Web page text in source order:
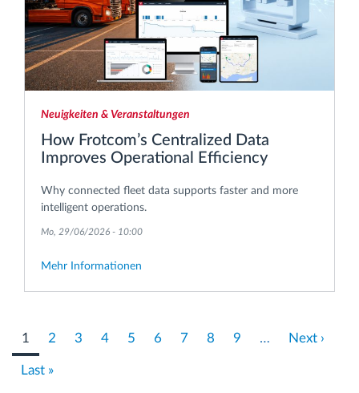
Neuigkeiten & Veranstaltungen
How Frotcom’s Centralized Data
Improves Operational Efficiency
Why connected fleet data supports faster and more
intelligent operations.
Mo, 29/06/2026 - 10:00
Mehr Informationen
Aktuelle
Seite
1 Seite
2 Seite
3 Seite
4 Seite
5 Seite
6 Seite
7 Seite
8 Seite
9 …
Nächste
Next ›
Last
Last »